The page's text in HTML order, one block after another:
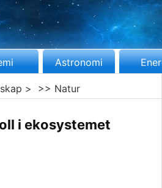
Astronomi
> >> Natur
i ekosystemet